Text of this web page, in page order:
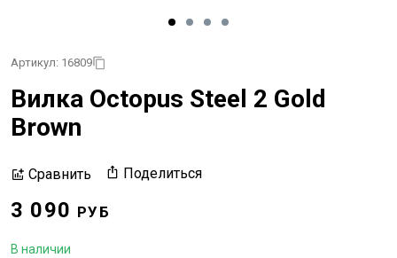
Артикул: 16809
Вилка Octopus Steel 2 Gold
Brown
Сравнить Поделиться
3 090 РУБ
В наличии